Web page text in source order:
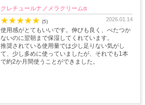
クレチュールナノメラクリームα
★★★★★ (5) 2026.01.14
使用感がとてもいいです。伸びも良く、べたつか
ないのに翌朝まで保湿してくれています。
推奨されている使用量では少し足りない気がし
て、少し多めに使っていましたが、それでも1本
で約2か月間使うことができました。